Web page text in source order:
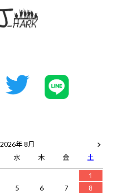
2026年 8月
水 木 金
土
1
5 6 7 8